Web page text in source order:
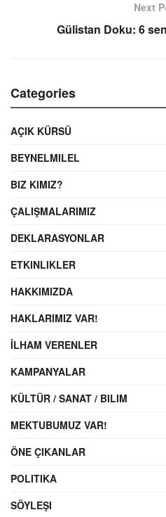
Next
Gülistan Doku: 6
Categories
AÇIK KÜRSÜ
BEYNELMILEL
BIZ KIMIZ?
ÇALIŞMALARIMIZ
DEKLARASYONLAR
ETKINLIKLER
HAKKIMIZDA
HAKLARIMIZ VAR!
İLHAM VERENLER
KAMPANYALAR
KÜLTÜR / SANAT / BILIM
MEKTUBUMUZ VAR!
ÖNE ÇIKANLAR
POLITIKA
SÖYLEŞI